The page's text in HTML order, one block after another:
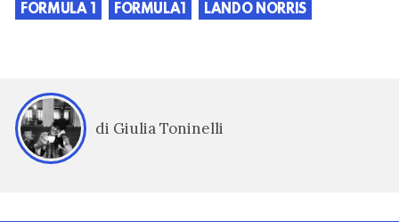
FORMULA 1 FORMULA1 LANDO NORRIS
di Giulia Toninelli